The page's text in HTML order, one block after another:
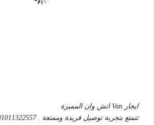
ايجار Van اتش وان المميزة
تتمتع بتجربة توصيل فريدة وممتعة . 01011322557